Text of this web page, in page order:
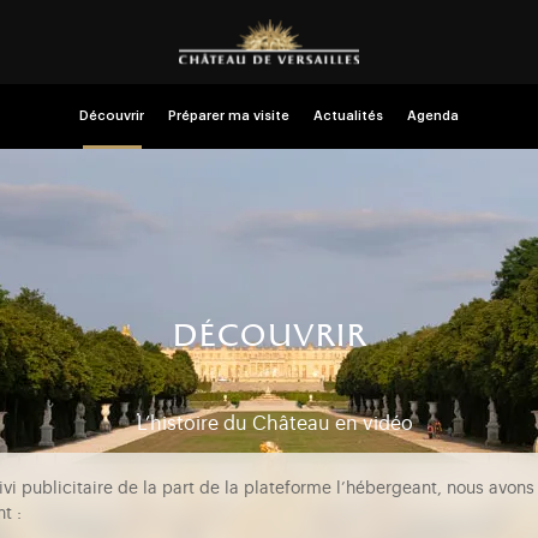
Découvrir Préparer ma visite Actualités Agenda
découvrir
L’histoire du Château en vidéo
publicitaire de la part de la plateforme l’hébergeant, nous
: